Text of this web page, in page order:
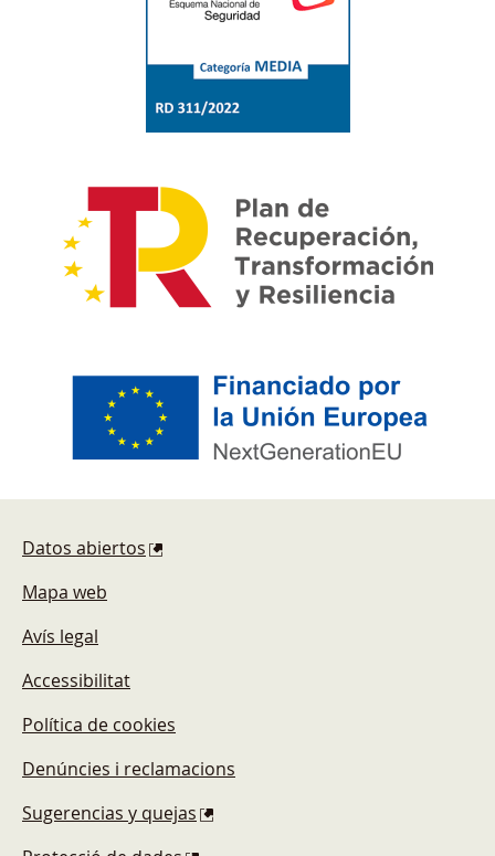
Datos abiertos
Mapa web
Avís legal
Accessibilitat
Política de cookies
Denúncies i reclamacions
Sugerencias y quejas